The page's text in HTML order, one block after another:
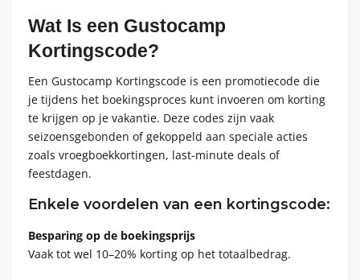
Wat Is een Gustocamp
Kortingscode?
Een Gustocamp Kortingscode is een promotiecode die
je tijdens het boekingsproces kunt invoeren om korting
te krijgen op je vakantie. Deze codes zijn vaak
seizoensgebonden of gekoppeld aan speciale acties
zoals vroegboekkortingen, last-minute deals of
feestdagen.
Enkele voordelen van een kortingscode:
Besparing op de boekingsprijs
Vaak tot wel 10–20% korting op het totaalbedrag.